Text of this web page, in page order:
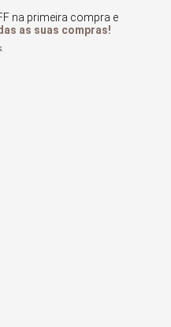
na primeira compra e
as suas compras!